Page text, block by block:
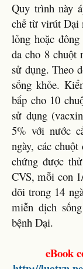
Quy trình này
chế từ virút Dại
lỏng hoặc
da cho 8 chuột
sử dụng. Theo
sống khỏe.
bắp cho 10
sử dụng
5% với nước
ngày, các
chứng được
CVS, mỗi con
dõi trong 14
miễn dịch
bệnh Dại.
eBook